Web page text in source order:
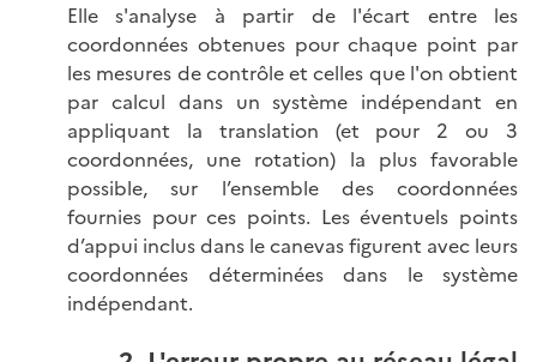
Elle s'analyse à partir de l'écart entre les
coordonnées obtenues pour chaque point par
les mesures de contrôle et celles que l'on obtient
par calcul dans un système indépendant en
appliquant la translation (et pour 2 ou 3
coordonnées, une rotation) la plus favorable
possible, sur l’ensemble des coordonnées
fournies pour ces points. Les éventuels points
d’appui inclus dans le canevas figurent avec leurs
coordonnées déterminées dans le système
indépendant.